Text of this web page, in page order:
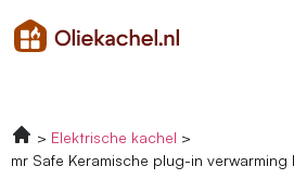
Elektrische kachel
mr Safe Keramische plug-in verwarming